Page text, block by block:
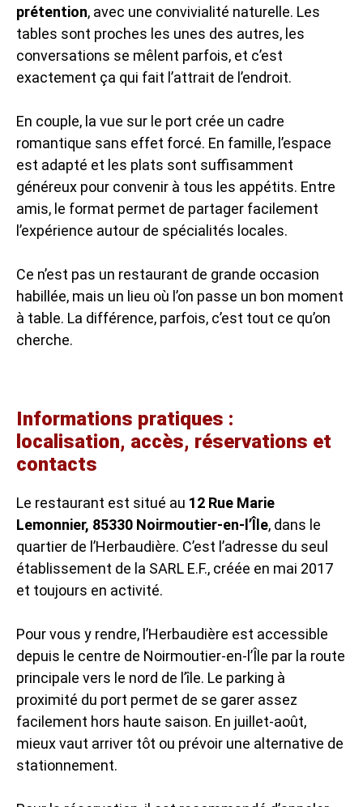
prétention, avec une convivialité naturelle. Les
tables sont proches les unes des autres, les
conversations se mêlent parfois, et c’est
exactement ça qui fait l’attrait de l’endroit.
En couple, la vue sur le port crée un cadre
romantique sans effet forcé. En famille, l’espace
est adapté et les plats sont suffisamment
généreux pour convenir à tous les appétits. Entre
amis, le format permet de partager facilement
l’expérience autour de spécialités locales.
Ce n’est pas un restaurant de grande occasion
habillée, mais un lieu où l’on passe un bon moment
à table. La différence, parfois, c’est tout ce qu’on
cherche.
Informations pratiques :
localisation, accès, réservations et
contacts
Le restaurant est situé au 12 Rue Marie
Lemonnier, 85330 Noirmoutier-en-l’Île, dans le
quartier de l’Herbaudière. C’est l’adresse du seul
établissement de la SARL E.F., créée en mai 2017
et toujours en activité.
Pour vous y rendre, l’Herbaudière est accessible
depuis le centre de Noirmoutier-en-l’Île par la route
principale vers le nord de l’île. Le parking à
proximité du port permet de se garer assez
facilement hors haute saison. En juillet-août,
mieux vaut arriver tôt ou prévoir une alternative de
stationnement.